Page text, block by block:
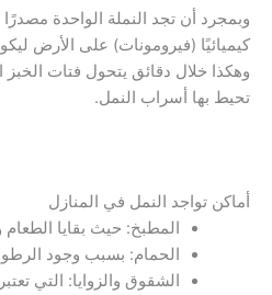
وبمجرد أن تجد النملة الواحدة مصدرًا
كيميائيًا (فيرومونات) على الأرض
وهكذا خلال دقائق يتحول فتات
تحيط بها أسراب النمل.
أماكن تواجد النمل في المنازل
المطبخ: حيث بقايا الطعام
الحمام: بسبب وجود
الشقوق والزوايا: التي